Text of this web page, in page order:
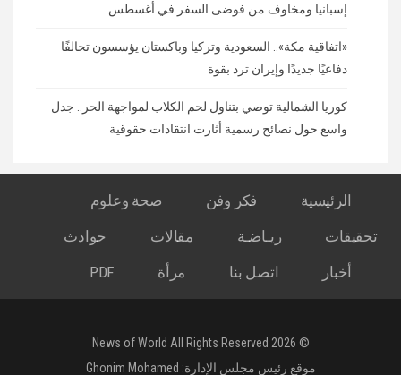
إسبانيا ومخاوف من فوضى السفر في أغسطس
«اتفاقية مكة».. السعودية وتركيا وباكستان يؤسسون تحالفًا
دفاعيًا جديدًا وإيران ترد بقوة
كوريا الشمالية توصي بتناول لحم الكلاب لمواجهة الحر.. جدل
واسع حول نصائح رسمية أثارت انتقادات حقوقية
الرئيسية فكر وفن
صحة وعلوم
تحقيقات
ريـاضـة مقالات
حوادث
أخبار
اتصل بنا مرأة PDF
© 2026 News of World All Rights Reserved
موقع رئيس مجلس الإدارة: Ghonim Mohamed